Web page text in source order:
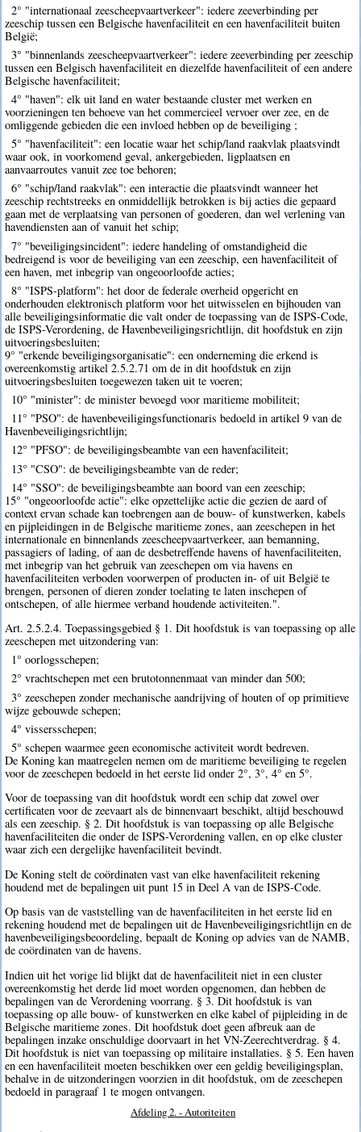
2° "internationaal zeescheepvaartverkeer": iedere zeeverbinding per
zeeschip tussen een Belgische havenfaciliteit en een havenfaciliteit buiten
België;
3° "binnenlands zeescheepvaartverkeer": iedere zeeverbinding per zeeschip
tussen een Belgisch havenfaciliteit en diezelfde havenfaciliteit of een andere
Belgische havenfaciliteit;
4° "haven": elk uit land en water bestaande cluster met werken en
voorzieningen ten behoeve van het commercieel vervoer over zee, en de
omliggende gebieden die een invloed hebben op de beveiliging ;
5° "havenfaciliteit": een locatie waar het schip/land raakvlak plaatsvindt
waar ook, in voorkomend geval, ankergebieden, ligplaatsen en
aanvaarroutes vanuit zee toe behoren;
6° "schip/land raakvlak": een interactie die plaatsvindt wanneer het
zeeschip rechtstreeks en onmiddellijk betrokken is bij acties die gepaard
gaan met de verplaatsing van personen of goederen, dan wel verlening van
havendiensten aan of vanuit het schip;
7° "beveiligingsincident": iedere handeling of omstandigheid die
bedreigend is voor de beveiliging van een zeeschip, een havenfaciliteit of
een haven, met inbegrip van ongeoorloofde acties;
8° "ISPS-platform": het door de federale overheid opgericht en
onderhouden elektronisch platform voor het uitwisselen en bijhouden van
alle beveiligingsinformatie die valt onder de toepassing van de ISPS-Code,
de ISPS-Verordening, de Havenbeveiligingsrichtlijn, dit hoofdstuk en zijn
uitvoeringsbesluiten;
9° "erkende beveiligingsorganisatie": een onderneming die erkend is
overeenkomstig artikel 2.5.2.71 om de in dit hoofdstuk en zijn
uitvoeringsbesluiten toegewezen taken uit te voeren;
10° "minister": de minister bevoegd voor maritieme mobiliteit;
11° "PSO": de havenbeveiligingsfunctionaris bedoeld in artikel 9 van de
Havenbeveiligingsrichtlijn;
12° "PFSO": de beveiligingsbeambte van een havenfaciliteit;
13° "CSO": de beveiligingsbeambte van de reder;
14° "SSO": de beveiligingsbeambte aan boord van een zeeschip;
15° "ongeoorloofde actie": elke opzettelijke actie die gezien de aard of
context ervan schade kan toebrengen aan de bouw- of kunstwerken, kabels
en pijpleidingen in de Belgische maritieme zones, aan zeeschepen in het
internationale en binnenlands zeescheepvaartverkeer, aan bemanning,
passagiers of lading, of aan de desbetreffende havens of havenfaciliteiten,
met inbegrip van het gebruik van zeeschepen om via havens en
havenfaciliteiten verboden voorwerpen of producten in- of uit België te
brengen, personen of dieren zonder toelating te laten inschepen of
ontschepen, of alle hiermee verband houdende activiteiten.".
Art. 2.5.2.4. Toepassingsgebied § 1. Dit hoofdstuk is van toepassing op alle
zeeschepen met uitzondering van:
1° oorlogsschepen;
2° vrachtschepen met een brutotonnenmaat van minder dan 500;
3° zeeschepen zonder mechanische aandrijving of houten of op primitieve
wijze gebouwde schepen;
4° vissersschepen;
5° schepen waarmee geen economische activiteit wordt bedreven.
De Koning kan maatregelen nemen om de maritieme beveiliging te regelen
voor de zeeschepen bedoeld in het eerste lid onder 2°, 3°, 4° en 5°.
Voor de toepassing van dit hoofdstuk wordt een schip dat zowel over
certificaten voor de zeevaart als de binnenvaart beschikt, altijd beschouwd
als een zeeschip. § 2. Dit hoofdstuk is van toepassing op alle Belgische
havenfaciliteiten die onder de ISPS-Verordening vallen, en op elke cluster
waar zich een dergelijke havenfaciliteit bevindt.
De Koning stelt de coördinaten vast van elke havenfaciliteit rekening
houdend met de bepalingen uit punt 15 in Deel A van de ISPS-Code.
Op basis van de vaststelling van de havenfaciliteiten in het eerste lid en
rekening houdend met de bepalingen uit de Havenbeveiligingsrichtlijn en de
havenbeveiligingsbeoordeling, bepaalt de Koning op advies van de NAMB,
de coördinaten van de havens.
Indien uit het vorige lid blijkt dat de havenfaciliteit niet in een cluster
overeenkomstig het derde lid moet worden opgenomen, dan hebben de
bepalingen van de Verordening voorrang. § 3. Dit hoofdstuk is van
toepassing op alle bouw- of kunstwerken en elke kabel of pijpleiding in de
Belgische maritieme zones. Dit hoofdstuk doet geen afbreuk aan de
bepalingen inzake onschuldige doorvaart in het VN-Zeerechtverdrag. § 4.
Dit hoofdstuk is niet van toepassing op militaire installaties. § 5. Een haven
en een havenfaciliteit moeten beschikken over een geldig beveiligingsplan,
behalve in de uitzonderingen voorzien in dit hoofdstuk, om de zeeschepen
bedoeld in paragraaf 1 te mogen ontvangen.
Afdeling 2. - Autoriteiten